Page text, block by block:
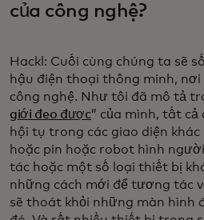
của công nghệ?
Hackl: Cuối cùng chúng ta sẽ
hậu điện thoại thông minh,
công nghệ. Như tôi đã mô tả
giới đeo được” của mình, tất cả
hội tụ trong các giao diện khác
hoặc pin hoặc robot hình
tác hoặc một số loại thiết bị
những cách mới để tương tác
sẽ thoát khỏi những màn hình